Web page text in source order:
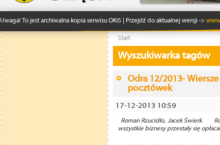
Uwaga! To jest archiwalna kopia serwisu OKiS | Przejdź do aktualnej wersji ->
Start
Wyszukiwarka tagów
Odra 12/2013-
pocztówek
17-12-2013 10:59
Roman Rzucidło, Jacek Świerk
wszystkie biznesy przestały się